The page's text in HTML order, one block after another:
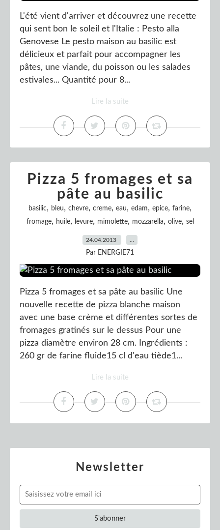
L'été vient d'arriver et découvrez une recette
qui sent bon le soleil et l'Italie : Pesto alla
Genovese Le pesto maison au basilic est
délicieux et parfait pour accompagner les
pâtes, une viande, du poisson ou les salades
estivales... Quantité pour 8...
Lire la suite
Pizza 5 fromages et sa
pâte au basilic
basilic, bleu, chevre, creme, eau, edam, epice, farine,
fromage, huile, levure, mimolette, mozzarella, olive, sel
24.04.2013
Par ENERGIE71
Pizza 5 fromages et sa pâte au basilic Une
nouvelle recette de pizza blanche maison
avec une base crème et différentes sortes de
fromages gratinés sur le dessus Pour une
pizza diamètre environ 28 cm. Ingrédients :
260 gr de farine fluide15 cl d'eau tiède1...
Lire la suite
Newsletter